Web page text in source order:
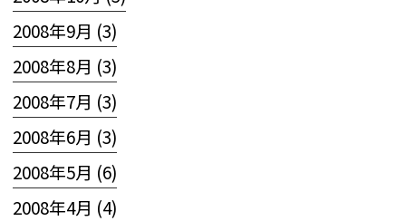
2008年9月 (3)
2008年8月 (3)
2008年7月 (3)
2008年6月 (3)
2008年5月 (6)
2008年4月 (4)